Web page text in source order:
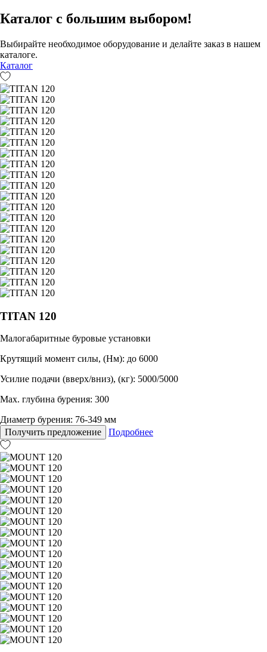
Каталог с большим выбором!
Выбирайте необходимое оборудование и делайте заказ в нашем
каталоге.
Каталог
TITAN 120
Малогабаритные буровые установки
Крутящий момент силы, (Нм): до 6000
Усилие подачи (вверх/вниз), (кг): 5000/5000
Max. глубина бурения: 300
Диаметр бурения: 76-349 мм
Получить предложение
Подробнее